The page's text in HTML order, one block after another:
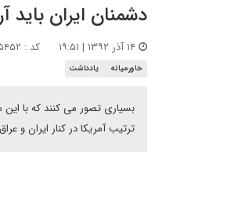
دشمنان ایران باید
کد : ۱۹۲۵۴۵۲
خاورمیانه
یادداشت
بسیاری تصور می کنند که با این
ترتیب آمریکا در کنار ایران و